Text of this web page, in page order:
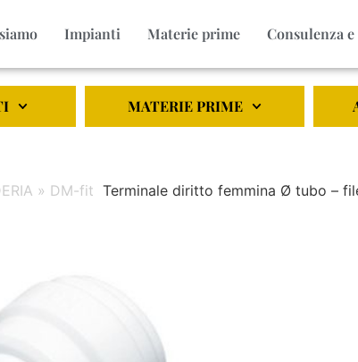
Impianti Materie prime Consulenza
MATERIE PRIME
» DM-fit Terminale diritto femmina Ø tubo –